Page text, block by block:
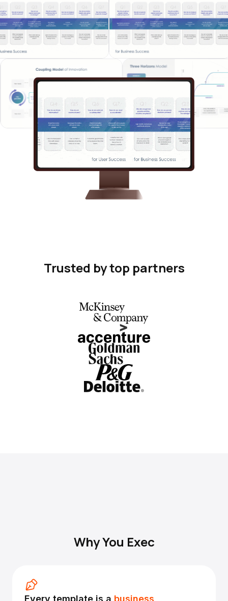
Trusted by top partners
Why You Exec
Every template is a business